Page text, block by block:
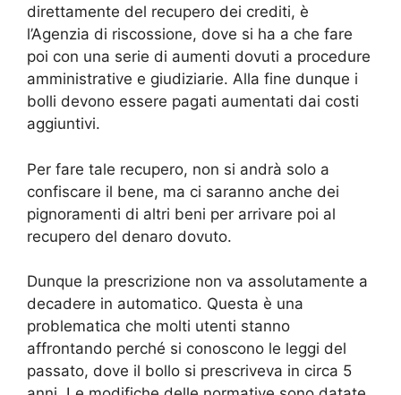
direttamente del recupero dei crediti, è
l’Agenzia di riscossione, dove si ha a che fare
poi con una serie di aumenti dovuti a procedure
amministrative e giudiziarie. Alla fine dunque i
bolli devono essere pagati aumentati dai costi
aggiuntivi.
Per fare tale recupero, non si andrà solo a
confiscare il bene, ma ci saranno anche dei
pignoramenti di altri beni per arrivare poi al
recupero del denaro dovuto.
Dunque la prescrizione non va assolutamente a
decadere in automatico. Questa è una
problematica che molti utenti stanno
affrontando perché si conoscono le leggi del
passato, dove il bollo si prescriveva in circa 5